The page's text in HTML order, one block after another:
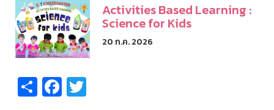
Activities Based Learning :
Science for Kids
20 ก.ค. 2026
ShareFacebook